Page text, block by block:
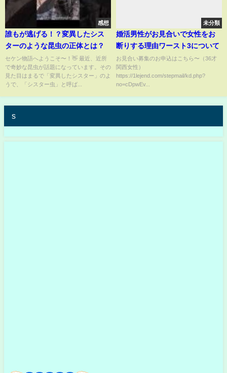
感想
誰もが逃げる！？変異したシス
ターのような昆虫の正体とは？
セケン物語へようこそ〜！👋 最近、近所
で奇妙な昆虫が話題になっています。その
見た目はまるで「変異したシスター」のよ
うで、「シスター虫」と呼ば...
未分類
婚活男性がお見合いで女性をお
断りする理由ワースト3について
お見合い募集のお申込はこちら〜（36才
関西女性）
https://1lejend.com/stepmail/kd.php?
no=cDpwEv...
s